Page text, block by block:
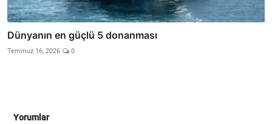
Dünyanın en güçlü 5 donanması
Temmuz 16, 2026 0
Yorumlar